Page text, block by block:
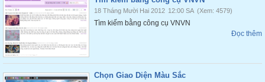
18 Tháng Mười Hai 2012 12:00 SA (Xem: 4579)
Tìm kiếm bằng công cụ VNVN
Đọc thêm
Chọn Giao Diện Màu Sắc